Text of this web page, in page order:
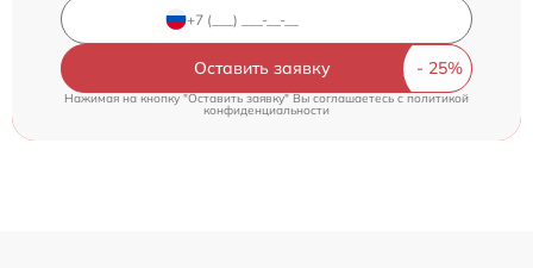
Оставить заявку
Нажимая на кнопку "Оставить заявку" Вы соглашаетесь c политикой
конфиденциальности